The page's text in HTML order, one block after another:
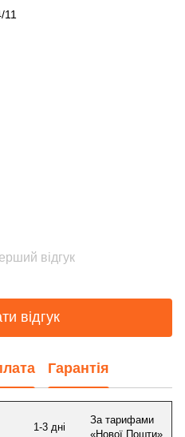
11
відгук
відгук
Гарантія
1-3 дні
За тарифами
«Нової Пошти»